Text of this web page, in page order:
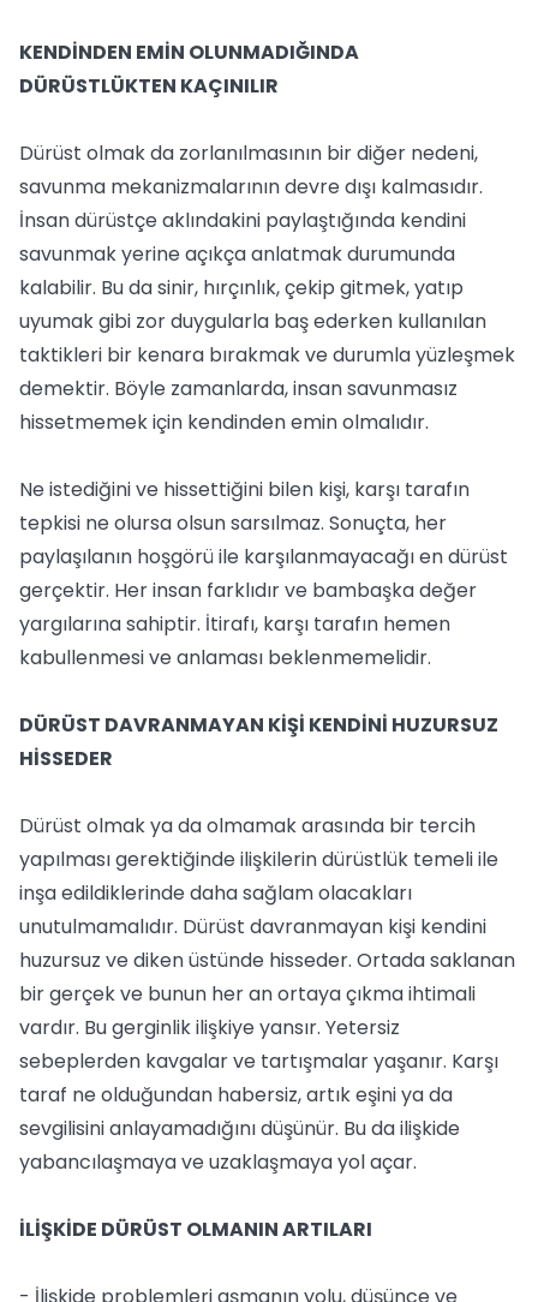
KENDİNDEN EMİN OLUNMADIĞINDA
DÜRÜSTLÜKTEN KAÇINILIR
Dürüst olmak da zorlanılmasının bir diğer nedeni,
savunma mekanizmalarının devre dışı kalmasıdır.
İnsan dürüstçe aklındakini paylaştığında kendini
savunmak yerine açıkça anlatmak durumunda
kalabilir. Bu da sinir, hırçınlık, çekip gitmek, yatıp
uyumak gibi zor duygularla baş ederken kullanılan
taktikleri bir kenara bırakmak ve durumla yüzleşmek
demektir. Böyle zamanlarda, insan savunmasız
hissetmemek için kendinden emin olmalıdır.
Ne istediğini ve hissettiğini bilen kişi, karşı tarafın
tepkisi ne olursa olsun sarsılmaz. Sonuçta, her
paylaşılanın hoşgörü ile karşılanmayacağı en dürüst
gerçektir. Her insan farklıdır ve bambaşka değer
yargılarına sahiptir. İtirafı, karşı tarafın hemen
kabullenmesi ve anlaması beklenmemelidir.
DÜRÜST DAVRANMAYAN KİŞİ KENDİNİ HUZURSUZ
HİSSEDER
Dürüst olmak ya da olmamak arasında bir tercih
yapılması gerektiğinde ilişkilerin dürüstlük temeli ile
inşa edildiklerinde daha sağlam olacakları
unutulmamalıdır. Dürüst davranmayan kişi kendini
huzursuz ve diken üstünde hisseder. Ortada saklanan
bir gerçek ve bunun her an ortaya çıkma ihtimali
vardır. Bu gerginlik ilişkiye yansır. Yetersiz
sebeplerden kavgalar ve tartışmalar yaşanır. Karşı
taraf ne olduğundan habersiz, artık eşini ya da
sevgilisini anlayamadığını düşünür. Bu da ilişkide
yabancılaşmaya ve uzaklaşmaya yol açar.
İLİŞKİDE DÜRÜST OLMANIN ARTILARI